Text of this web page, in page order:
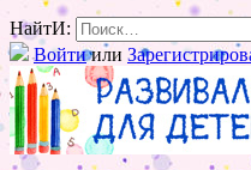
НайтИ:
Войтиили